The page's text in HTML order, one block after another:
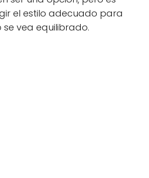
el estilo adecuado para
vea equilibrado.